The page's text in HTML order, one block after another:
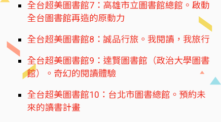
全台超美圖書館7：高雄市立圖書館總館。啟動
全台圖書館再造的原動力
全台超美圖書館8：誠品行旅。我閱讀，我旅行
全台超美圖書館9：達賢圖書館（政治大學圖書
館）。奇幻的閱讀體驗
全台超美圖書館10：台北市圖書總館。預約未
來的讀書計畫